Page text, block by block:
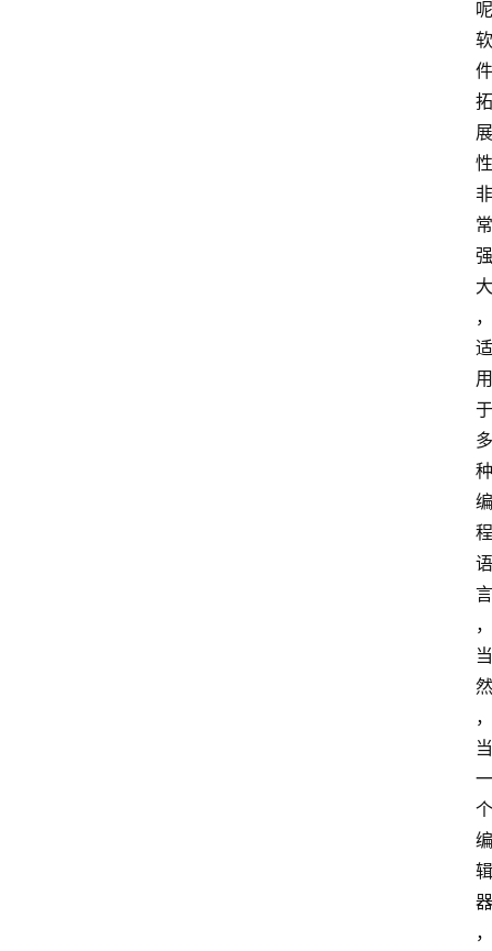
呢
软
件
拓
展
性
非
常
强
大
，
适
用
于
多
种
编
程
语
言
，
当
然
，
当
一
个
编
辑
器
，